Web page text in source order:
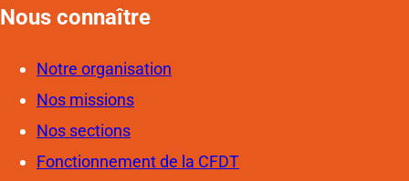
Nous connaître
Notre organisation
Nos missions
Nos sections
Fonctionnement de la CFDT